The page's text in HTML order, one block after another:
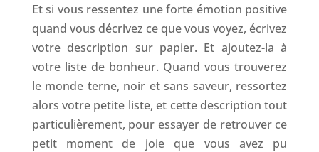
Et si vous ressentez une forte émotion positive
quand vous décrivez ce que vous voyez, écrivez
votre description sur papier. Et ajoutez-la à
votre liste de bonheur. Quand vous trouverez
le monde terne, noir et sans saveur, ressortez
alors votre petite liste, et cette description tout
particulièrement, pour essayer de retrouver ce
petit moment de joie que vous avez pu